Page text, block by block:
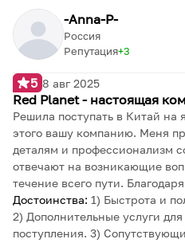
-Anna-P-
Репутация 3
Россия
5 8 авг 2025
Red Planet - настоящая
Решила поступать в Китай на
этого вашу компанию. Меня
деталям и профессионализм
отвечают на возникающие
течение всего пути.
Достоинства: 1) Быстрота и
2) Дополнительные услуги
поступления. 3)